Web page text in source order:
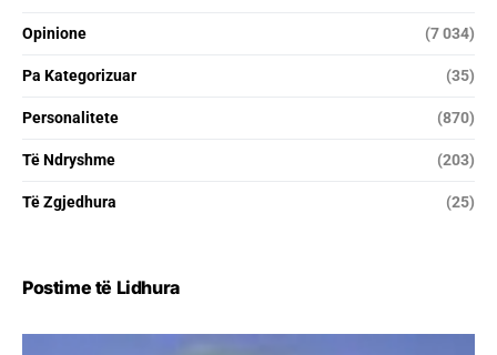
Opinione (7 034)
Pa Kategorizuar (35)
Personalitete (870)
Të Ndryshme (203)
Të Zgjedhura (25)
Postime të Lidhura